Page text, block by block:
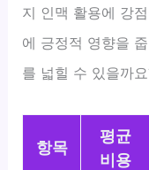
지 인맥 활용에 강
에 긍정적 영향을
를 넓힐 수 있을까
항목
평균
비용